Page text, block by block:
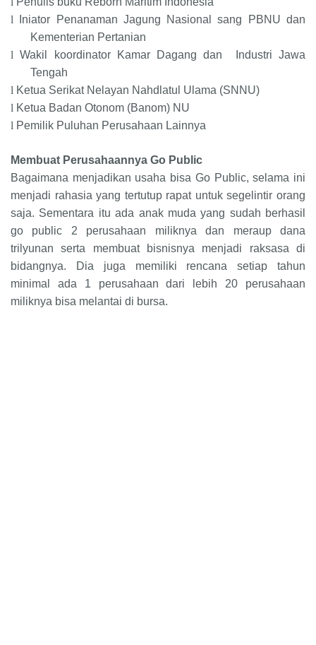
l
Iniator Penanaman Jagung Nasional sang PBNU dan
Kementerian Pertanian
lWakil koordinator Kamar Dagang dan Industri Jawa
Tengah
l Ketua Serikat Nelayan Nahdlatul Ulama (SNNU)
l Ketua Badan Otonom (Banom) NU
l Pemilik Puluhan Perusahaan Lainnya
Membuat Perusahaannya Go Public
Bagaimana menjadikan usaha bisa Go Public, selama ini
menjadi rahasia yang tertutup rapat untuk segelintir orang
saja. Sementara itu ada anak muda yang sudah berhasil
go public 2 perusahaan miliknya dan meraup dana
trilyunan serta membuat bisnisnya menjadi raksasa di
bidangnya. Dia juga memiliki rencana setiap tahun
minimal ada 1 perusahaan dari lebih 20 perusahaan
miliknya bisa melantai di bursa.